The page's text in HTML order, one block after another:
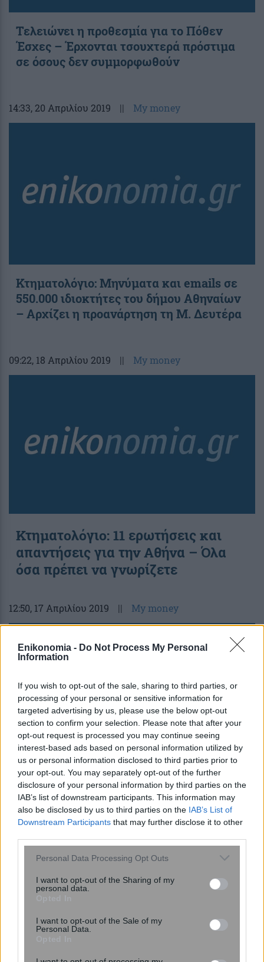
Enikonomia - Do Not Process My Personal
Information
If you wish to opt-out of the sale, sharing to third parties, or
processing of your personal or sensitive information for
targeted advertising by us, please use the below opt-out
section to confirm your selection. Please note that after your
opt-out request is processed you may continue seeing
interest-based ads based on personal information utilized by
us or personal information disclosed to third parties prior to
your opt-out. You may separately opt-out of the further
disclosure of your personal information by third parties on the
IAB’s list of downstream participants. This information may
also be disclosed by us to third parties on the IAB’s List of
Downstream Participants that may further disclose it to other
Please note that this website/app uses one or more Google
not limited to your visit or usage behaviour. You may click to
grant or deny consent to Google and its third-party tags to
consent section.
Personal Data Processing Opt Outs
I want to opt-out of the Sharing of my
personal data.
I want to opt-out of the Sale of my
Personal Data.
Τελειώνει η προθεσμία για το Πόθεν
Έσχες – Έρχονται τσουχτερά πρόστιμα
σε όσους δεν συμμορφωθούν
14:33, 20 Απριλίου 2019 || My money
Κτηματολόγιο: Μηνύματα και emails σε
550.000 ιδιοκτήτες του δήμου Αθηναίων
– Αρχίζει η προανάρτηση τη Μ. Δευτέρα
09:22, 18 Απριλίου 2019 || My money
Κτηματολόγιο: 11 ερωτήσεις και
απαντήσεις για την Αθήνα – Όλα
όσα πρέπει να γνωρίζετε
12:50, 17 Απριλίου 2019 || My money
Παράταση της προθεσμίας για τις
δηλώσεις πόθεν έσχες ζητούν οι
φοροτεχνικοί